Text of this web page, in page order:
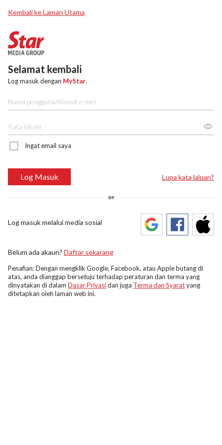
Kembali ke Laman Utama
Selamat kembali
Log masuk dengan MyStar.
Ingat email saya
Log Masuk Lupa kata laluan?
or
Log masuk melalui media sosial
Belum ada akaun? Daftar sekarang
Penafian: Dengan mengklik Google, Facebook, atau Apple butang di
atas, anda dianggap bersetuju terhadap peraturan dan terma yang
dinyatakan di dalam Dasar Privasidan juga Terma dan Syaratyang
ditetapkan oleh laman web ini.